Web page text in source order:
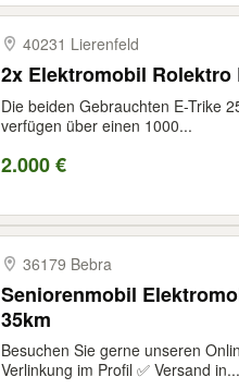
40231 Lierenfeld
2x Elektromobil Rolektro
Die beiden Gebrauchten E-Trike
verfügen über einen 1000...
2.000 €
36179 Bebra
Seniorenmobil
35km
Besuchen Sie gerne unseren
Verlinkung im Profil ✅ Versand in...